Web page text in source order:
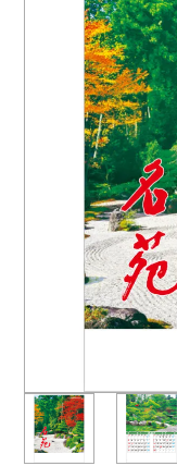
入稿ガイド
スタッフ紹介
お役立ち情報
よくあるご質問
会社概要